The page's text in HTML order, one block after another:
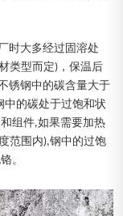
时大多经过固溶处
类型而定)，保温后
锈钢中的碳含量大于
中的碳处于过饱和状
组件,如果需要加热
范围内),钢中的过饱
。